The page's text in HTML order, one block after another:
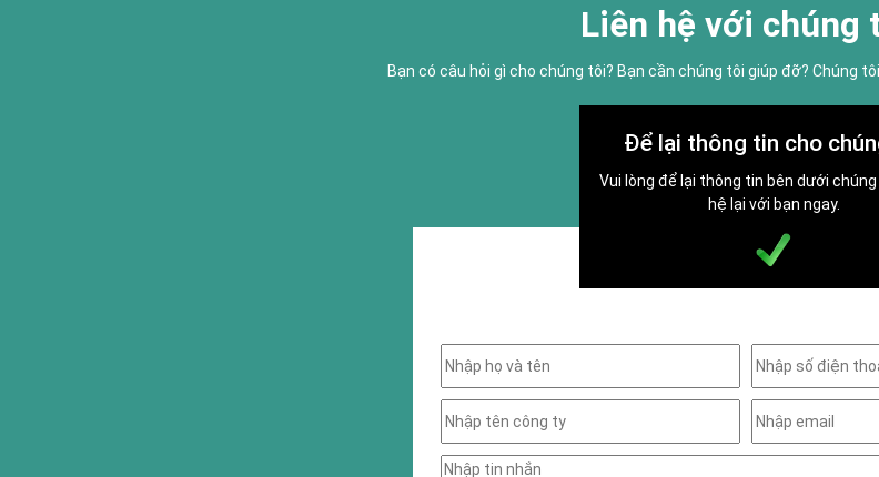
Liên hệ với chúng
Bạn có câu hỏi gì cho chúng tôi? Bạn cần chúng tôi giúp đỡ? Chúng
Để lại thông tin cho
Vui lòng để lại thông tin bên dưới
hệ lại với bạn ngay.